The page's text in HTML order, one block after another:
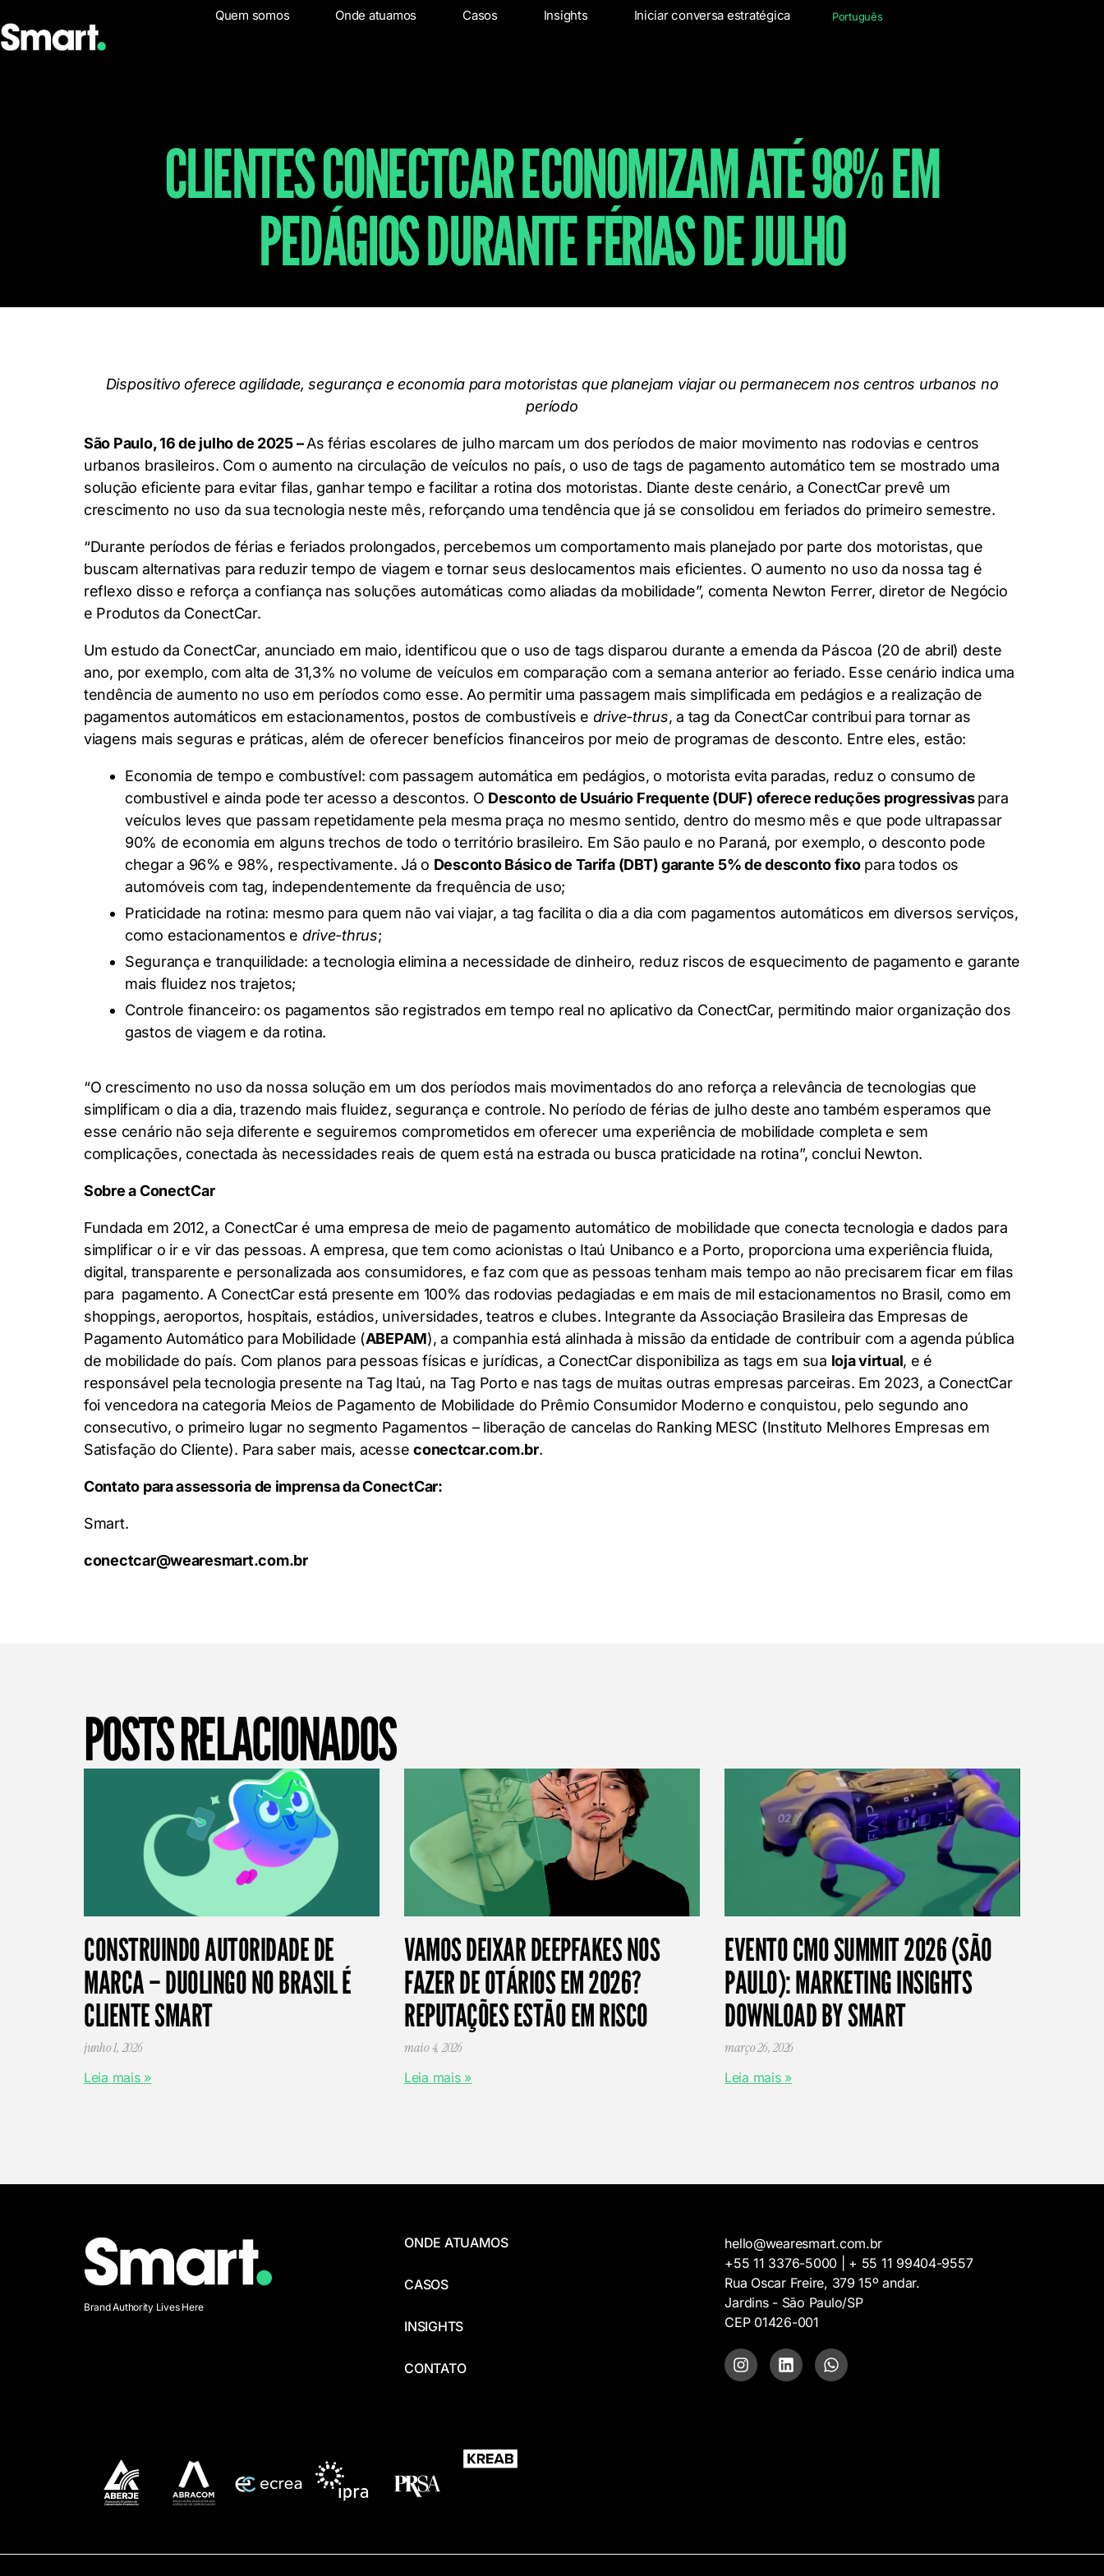
Quem somos Onde atuamos Casos Insights Iniciar conversa estratégica Português
Quem somos Onde atuamos Casos Insights Iniciar conversa estratégica
CLIENTES CONECTCAR ECONOMIZAM ATÉ 98% EM
PEDÁGIOS DURANTE FÉRIAS DE JULHO
Dispositivo oferece agilidade, segurança e economia para motoristas que planejam viajar ou permanecem nos centros urbanos no
período
São Paulo,16de julho de 2025 –As férias escolares de julho marcam um dos períodos de maior movimento nas rodovias e centros
urbanos brasileiros. Com o aumento na circulação de veículos no país, o uso de tags de pagamento automático tem se mostrado uma
solução eficiente para evitar filas, ganhar tempo e facilitar a rotina dos motoristas. Diante deste cenário, a ConectCar prevê um
crescimento no uso da sua tecnologia neste mês, reforçando uma tendência que já se consolidou em feriados do primeiro semestre.
“Durante períodos de férias e feriados prolongados, percebemos um comportamento mais planejado por parte dos motoristas, que
buscam alternativas para reduzir tempo de viagem e tornar seus deslocamentos mais eficientes. O aumento no uso da nossa tag é
reflexo disso e reforça a confiança nas soluções automáticas como aliadas da mobilidade”, comenta Newton Ferrer, diretor de Negócio
e Produtos da ConectCar.
Um estudo da ConectCar, anunciado em maio, identificou que o uso de tags disparou durante a emenda da Páscoa (20 de abril) deste
ano, por exemplo, com alta de 31,3% no volume de veículos em comparação com a semana anterior ao feriado. Esse cenário indica uma
tendência de aumento no uso em períodos como esse. Ao permitir uma passagem mais simplificada em pedágios e a realização de
pagamentos automáticos em estacionamentos, postos de combustíveis e drive-thrus, a tag da ConectCar contribui para tornar as
viagens mais seguras e práticas, além de oferecer benefícios financeiros por meio de programas de desconto. Entre eles, estão:
Economia de tempo e combustível: com passagem automática em pedágios, o motorista evita paradas, reduz o consumo de
combustivel e ainda pode ter acesso a descontos. O Desconto de Usuário Frequente (DUF) oferece reduções progressivaspara
veículos leves que passam repetidamente pela mesma praça no mesmo sentido, dentro do mesmo mês e que pode ultrapassar
90% de economia em alguns trechos de todo o território brasileiro. Em São paulo e no Paraná, por exemplo, o desconto pode
chegar a 96% e 98%, respectivamente. Já o Desconto Básico de Tarifa (DBT) garante 5% de desconto fixopara todos os
automóveis com tag, independentemente da frequência de uso;
Praticidade na rotina: mesmo para quem não vai viajar, a tag facilita o dia a dia com pagamentos automáticos em diversos serviços,
como estacionamentos e drive-thrus;
Segurança e tranquilidade: a tecnologia elimina a necessidade de dinheiro, reduz riscos de esquecimento de pagamento e garante
mais fluidez nos trajetos;
Controle financeiro: os pagamentos são registrados em tempo real no aplicativo da ConectCar, permitindo maior organização dos
gastos de viagem e da rotina.
“O crescimento no uso da nossa solução em um dos períodos mais movimentados do ano reforça a relevância de tecnologias que
simplificam o dia a dia, trazendo mais fluidez, segurança e controle. No período de férias de julho deste ano também esperamos que
esse cenário não seja diferente e seguiremos comprometidos em oferecer uma experiência de mobilidade completa e sem
complicações, conectada às necessidades reais de quem está na estrada ou busca praticidade na rotina”, conclui Newton.
Sobre a ConectCar
Fundada em 2012, a ConectCar é uma empresa de meio de pagamento automático de mobilidade que conecta tecnologia e dados para
simplificar o ir e vir das pessoas. A empresa, que tem como acionistas o Itaú Unibanco e a Porto, proporciona uma experiência fluida,
digital, transparente e personalizada aos consumidores, e faz com que as pessoas tenham mais tempo ao não precisarem ficar em filas
para pagamento. A ConectCar está presente em 100% das rodovias pedagiadas e em mais de mil estacionamentos no Brasil, como em
shoppings, aeroportos, hospitais, estádios, universidades, teatros e clubes. Integrante da Associação Brasileira das Empresas de
Pagamento Automático para Mobilidade (ABEPAM), a companhia está alinhada à missão da entidade de contribuir com a agenda pública
de mobilidade do país. Com planos para pessoas físicas e jurídicas, a ConectCar disponibiliza as tags em sua loja virtual, e é
responsável pela tecnologia presente na Tag Itaú, na Tag Porto e nas tags de muitas outras empresas parceiras. Em 2023, a ConectCar
foi vencedora na categoria Meios de Pagamento de Mobilidade do Prêmio Consumidor Moderno e conquistou, pelo segundo ano
consecutivo, o primeiro lugar no segmento Pagamentos – liberação de cancelas do Ranking MESC (Instituto Melhores Empresas em
Satisfação do Cliente). Para saber mais, acesseconectcar.com.br.
Contato para assessoria de imprensa da ConectCar:
Smart.
conectcar@wearesmart.com.br
POSTS RELACIONADOS
CONSTRUINDO AUTORIDADE DE
MARCA – DUOLINGO NO BRASIL É
CLIENTE SMART
junho 1, 2026
Leia mais »
VAMOS DEIXAR DEEPFAKES NOS
FAZER DE OTÁRIOS EM 2026?
REPUTAÇÕES ESTÃO EM RISCO
maio 4, 2026
Leia mais »
EVENTO CMO SUMMIT 2026 (SÃO
PAULO): MARKETING INSIGHTS
DOWNLOAD BY SMART
março 26, 2026
Leia mais »
Brand Authority Lives Here
ONDE ATUAMOS
CASOS
INSIGHTS
CONTATO
hello@wearesmart.com.br
+55 11 3376-5000 | + 55 11 99404-9557
Rua Oscar Freire, 379 15º andar.
Jardins - São Paulo/SP
CEP 01426-001